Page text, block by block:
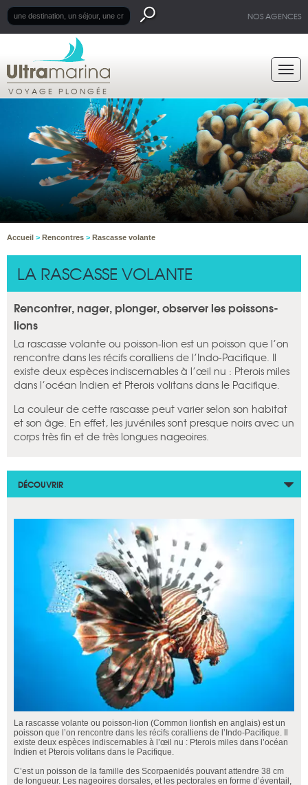
NOS AGENCES
VOYAGE PLONGÉE
Accueil > Rencontres > Rascasse volante
LA RASCASSE VOLANTE
Rencontrer, nager, plonger, observer les poissons-
lions
La rascasse volante ou poisson-lion est un poisson que l’on
rencontre dans les récifs coralliens de l’Indo-Pacifique. Il
existe deux espèces indiscernables à l’œil nu : Pterois miles
dans l’océan Indien et Pterois volitans dans le Pacifique.
La couleur de cette rascasse peut varier selon son habitat
et son âge. En effet, les juvéniles sont presque noirs avec un
corps très fin et de très longues nageoires.
DÉCOUVRIR
La rascasse volante ou poisson-lion (Common lionfish en anglais) est un
poisson que l’on rencontre dans les récifs coralliens de l’Indo-Pacifique. Il
existe deux espèces indiscernables à l’œil nu : Pterois miles dans l’océan
Indien et Pterois volitans dans le Pacifique.
C’est un poisson de la famille des Scorpaenidés pouvant attendre 38 cm
de longueur. Les nageoires dorsales, et les pectorales en forme d’éventail,